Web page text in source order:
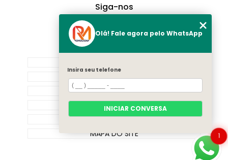
Siga-nos
SOBRE NÓS
PRODUTOS
CATEGORIAS
CONTATO
MAPA DO SITE
1
Olá! Fale agora pelo WhatsApp
Insira seu telefone
INICIAR CONVERSA